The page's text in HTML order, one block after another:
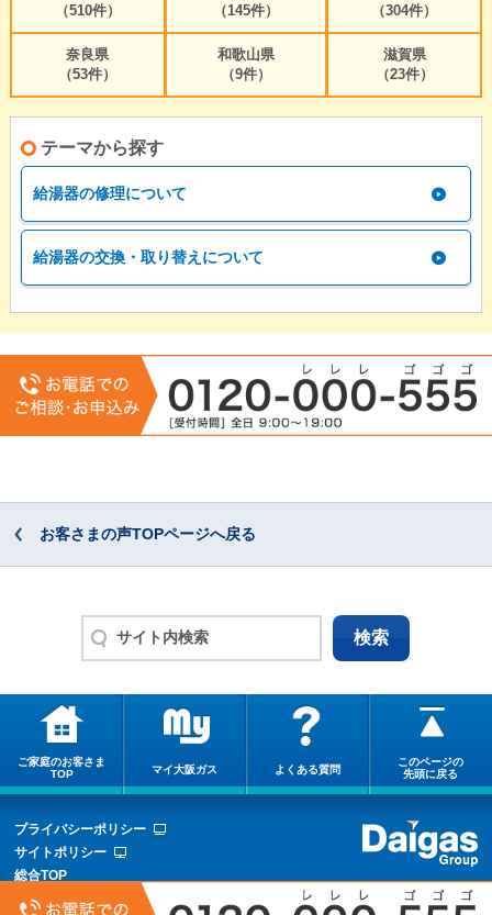
（510件）
（145件）
（304件）
奈良県
（53件）
和歌山県
（9件）
滋賀県
（23件）
テーマから探す
給湯器の修理について
給湯器の交換・取り替えについて
お客さまの声TOPページへ戻る
ご家庭のお客さま
TOP
マイ大阪ガス よくある質問
このページの
先頭に戻る
プライバシーポリシー
サイトポリシー
総合TOP
サイトマップ